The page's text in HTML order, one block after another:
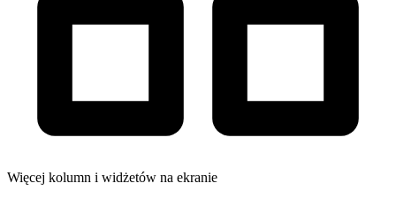
Więcej kolumn i widżetów na ekranie